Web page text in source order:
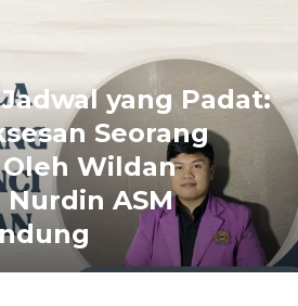
yang Padat:
Seorang
Wildan
ASM